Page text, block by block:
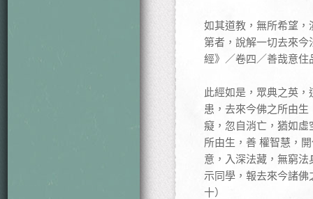
如其道教，無所希望
第者，說解一切去來
經》／卷四／善哉意住
此經如是，眾典之英
患，去來今佛之所由
癡，忽自消亡，猶如
所由生，善 權智慧，
意，入深法藏，無窮
示同學，報去來今諸
十）